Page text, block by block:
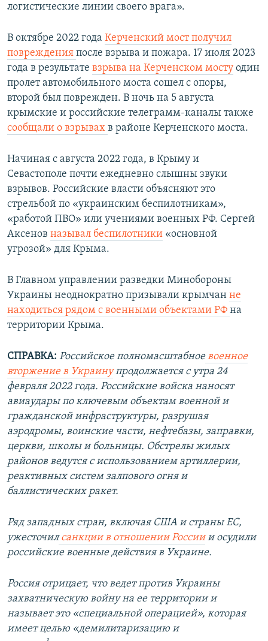
логистические линии своего врага».
В октябре 2022 года Керченский мост получил
повреждения после взрыва и пожара. 17 июля 2023
года в результате взрыва на Керченском мосту один
пролет автомобильного моста сошел с опоры,
второй был поврежден. В ночь на 5 августа
крымские и российские телеграмм-каналы также
сообщали о взрывах в районе Керченского моста.
Начиная с августа 2022 года, в Крыму и
Севастополе почти ежедневно слышны звуки
взрывов. Российские власти объясняют это
стрельбой по «украинским беспилотникам»,
«работой ПВО» или учениями военных РФ. Сергей
Аксенов называл беспилотники «основной
угрозой» для Крыма.
В Главном управлении разведки Минобороны
Украины неоднократно призывали крымчан не
находиться рядом с военными объектами РФ на
территории Крыма.
СПРАВКА: Российское полномасштабноевоенное
вторжение в Украинупродолжается с утра 24
февраля 2022 года. Российские войска наносят
авиаудары по ключевым объектам военной и
гражданской инфраструктуры, разрушая
аэродромы, воинские части, нефтебазы, заправки,
церкви, школы и больницы. Обстрелы жилых
районов ведутся с использованием артиллерии,
реактивных систем залпового огня и
баллистических ракет.
Ряд западных стран, включая США и страны ЕС,
ужесточилсанкции в отношении Россиии осудили
российские военные действия в Украине.
Россия отрицает, что ведет против Украины
захватническую войну на ее территории и
называет это «специальной операцией», которая
имеет целью «демилитаризацию и